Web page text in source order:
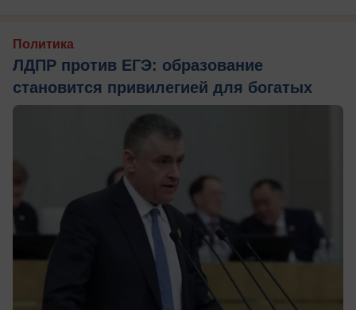
Политика
ЛДПР против ЕГЭ: образование
становится привилегией для богатых